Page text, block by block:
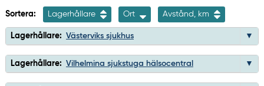
Sortera: Lagerhållare Ort Avstånd, km
Lagerhållare: Västerviks sjukhus
Lagerhållare: Vilhelmina sjukstuga hälsocentral